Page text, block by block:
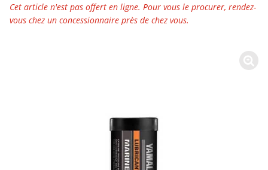
Cet article n'est pas offert en ligne. Pour vous le procurer, rendez-
vous chez un concessionnaire près de chez vous.